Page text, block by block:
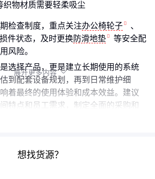
织物材质需要轻柔吸尘
检查制度，重点关注办公椅轮子
、
件状态，及时更换防滑地垫
等安全配
风险。
选择产品，更是建立长期使用的系统
到配套设备规划，再到日常维护细
着最终的使用体验和成本效益。建议
特点和员工需求，制定全面的采购和
展开更多内容 
想找货源？